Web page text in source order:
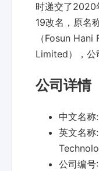
时递交了
19改名，原名
（Fosun
Limited），公
公司详情
中文名称:
英文名称:
公司编号: